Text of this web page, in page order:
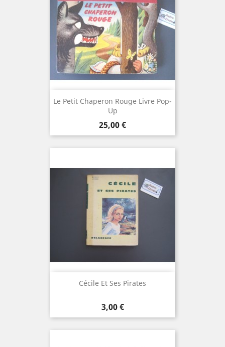
Le Petit Chaperon Rouge Livre Pop-
Up
Prix
25,00 €
Cécile Et Ses Pirates
Prix
3,00 €